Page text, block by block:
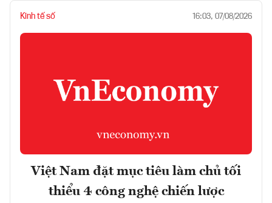
Kinh tế số 16:03, 07/08/2026
Việt Nam đặt mục tiêu làm chủ tối
thiểu 4 công nghệ chiến lược